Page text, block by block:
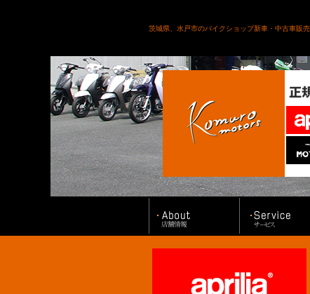
茨城県、水戸市のバイクショップ新車・中古車販